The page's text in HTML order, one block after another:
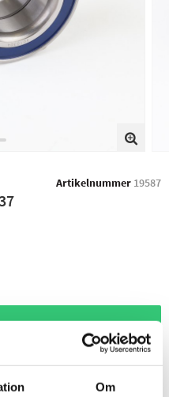
Om
Artikelnummer 19587